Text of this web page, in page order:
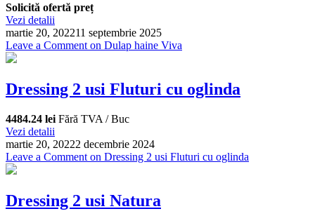
Solicită ofertă preț
Vezi detalii
martie 20, 202211 septembrie 2025
Leave a Comment on Dulap haine Viva
Dressing 2 usi Fluturi cu oglinda
4484.24 lei Fără TVA / Buc
Vezi detalii
martie 20, 20222 decembrie 2024
Leave a Comment on Dressing 2 usi Fluturi cu oglinda
Dressing 2 usi Natura